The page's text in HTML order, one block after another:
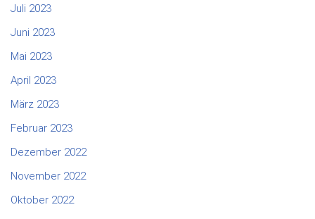
Juli 2023
Juni 2023
Mai 2023
April 2023
März 2023
Februar 2023
Dezember 2022
November 2022
Oktober 2022